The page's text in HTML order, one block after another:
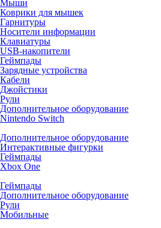
Мыши
Коврики для мышек
Гарнитуры
Носители информации
Клавиатуры
USB-накопители
Геймпады
Зарядные устройства
Кабели
Джойстики
Рули
Дополнительное оборудование
Nintendo Switch
Дополнительное оборудование
Интерактивные фигурки
Геймпады
Xbox One
Геймпады
Дополнительное оборудование
Рули
Мобильные